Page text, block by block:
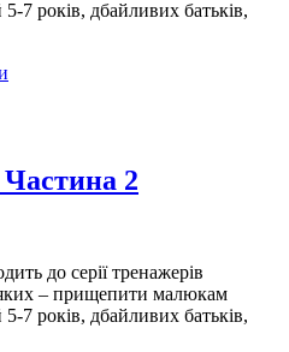
7 років, дбайливих батьків,
2
до серії тренажерів
– прищепити малюкам
7 років, дбайливих батьків,